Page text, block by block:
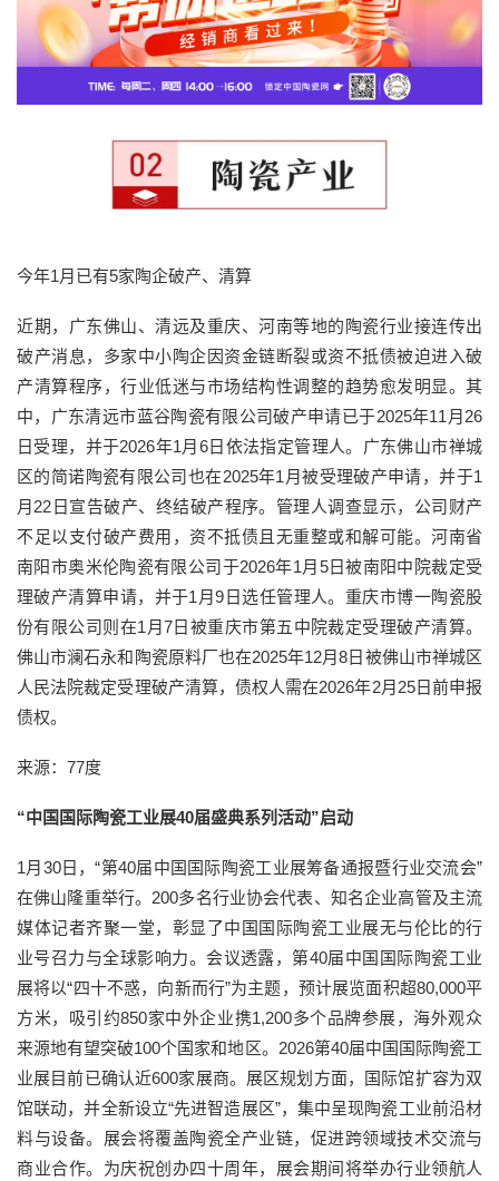
今年1月已有5家陶企破产、清算
近期，广东佛山、清远及重庆、河南等地的陶瓷行业接连传出
破产消息，多家中小陶企因资金链断裂或资不抵债被迫进入破
产清算程序，行业低迷与市场结构性调整的趋势愈发明显。其
中，广东清远市蓝谷陶瓷有限公司破产申请已于2025年11月26
日受理，并于2026年1月6日依法指定管理人。广东佛山市禅城
区的简诺陶瓷有限公司也在2025年1月被受理破产申请，并于1
月22日宣告破产、终结破产程序。管理人调查显示，公司财产
不足以支付破产费用，资不抵债且无重整或和解可能。河南省
南阳市奥米伦陶瓷有限公司于2026年1月5日被南阳中院裁定受
理破产清算申请，并于1月9日选任管理人。重庆市博一陶瓷股
份有限公司则在1月7日被重庆市第五中院裁定受理破产清算。
佛山市澜石永和陶瓷原料厂也在2025年12月8日被佛山市禅城区
人民法院裁定受理破产清算，债权人需在2026年2月25日前申报
债权。
来源：77度
“中国国际陶瓷工业展40届盛典系列活动”启动
1月30日，“第40届中国国际陶瓷工业展筹备通报暨行业交流会”
在佛山隆重举行。200多名行业协会代表、知名企业高管及主流
媒体记者齐聚一堂，彰显了中国国际陶瓷工业展无与伦比的行
业号召力与全球影响力。会议透露，第40届中国国际陶瓷工业
展将以“四十不惑，向新而行”为主题，预计展览面积超80,000平
方米，吸引约850家中外企业携1,200多个品牌参展，海外观众
来源地有望突破100个国家和地区。2026第40届中国国际陶瓷工
业展目前已确认近600家展商。展区规划方面，国际馆扩容为双
馆联动，并全新设立“先进智造展区”，集中呈现陶瓷工业前沿材
料与设备。展会将覆盖陶瓷全产业链，促进跨领域技术交流与
商业合作。为庆祝创办四十周年，展会期间将举办行业领航人